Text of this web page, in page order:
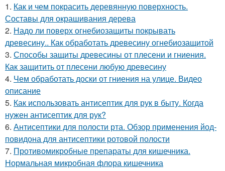
1. Как и чем покрасить деревянную поверхность.
Составы для окрашивания дерева
2. Надо ли поверх огнебиозащиты покрывать
древесину.. Как обработать древесину огнебиозащитой
3. Способы защиты древесины от плесени и гниения.
Как защитить от плесени любую древесину
4. Чем обработать доски от гниения на улице. Видео
описание
5. Как использовать антисептик для рук в быту. Когда
нужен антисептик для рук?
6. Антисептики для полости рта. Обзор применения йод-
повидона для антисептики ротовой полости
7. Противомикробные препараты для кишечника.
Нормальная микробная флора кишечника